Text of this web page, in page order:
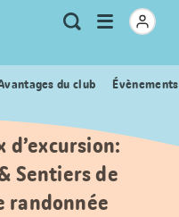
Métanavigation
RechercheOuvrir
du club
d’excursion:
Sentiers de
randonnée